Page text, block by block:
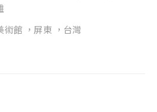
術館 ，屏東 ，台灣